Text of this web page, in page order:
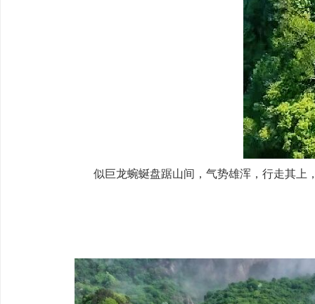
似巨龙蜿蜒盘踞山间，气势雄浑，行走其上